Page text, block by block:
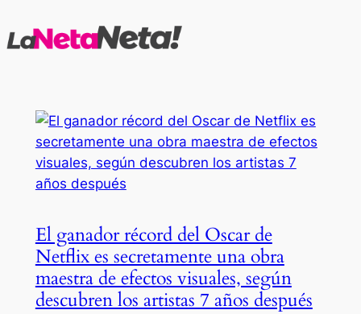
al
El ganador récord del Oscar de
Netflix es secretamente una obra
maestra de efectos visuales, según
descubren los artistas 7 años después